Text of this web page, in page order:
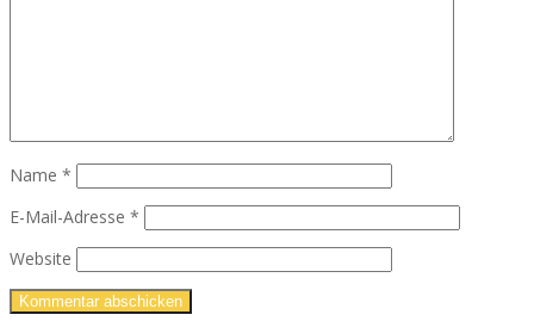
Name *
E-Mail-Adresse *
Website